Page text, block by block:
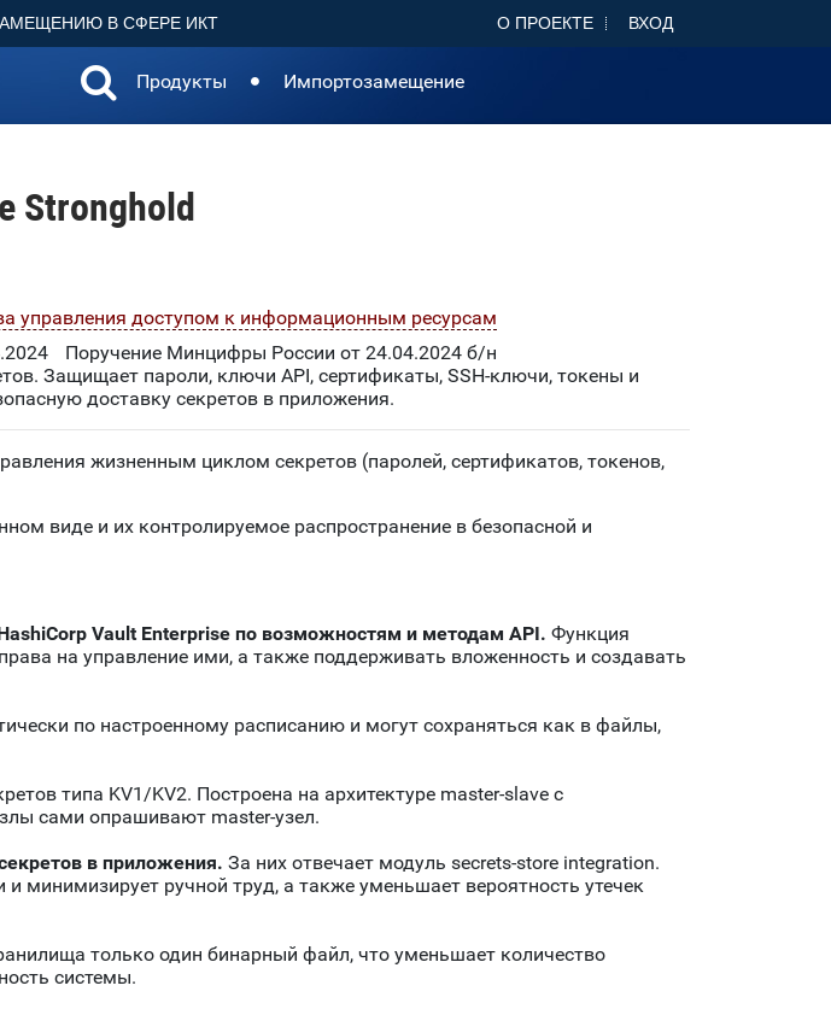
В СФЕРЕ ИКТ О ПРОЕКТЕ ВХОД
Продукты Импортозамещение
Stronghold
управления доступом к информационным ресурсам
Поручение Минцифры России от 24.04.2024 б/н
Защищает пароли, ключи API, сертификаты, SSH-ключи, токены и
доставку секретов в приложения.
жизненным циклом секретов (паролей, сертификатов, токенов,
виде и их контролируемое распространение в безопасной и
Vault Enterprise по возможностям и методам API. Функция
на управление ими, а также поддерживать вложенность и создавать
по настроенному расписанию и могут сохраняться как в файлы,
типа KV1/KV2. Построена на архитектуре master-slave с
сами опрашивают master-узел.
в приложения. За них отвечает модуль secrets-store integration.
минимизирует ручной труд, а также уменьшает вероятность утечек
только один бинарный файл, что уменьшает количество
системы.